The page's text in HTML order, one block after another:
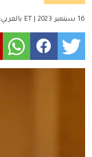
16 سبتمبر 2023 | ET بالعربي: المرجع الأول لأخبار الفن والترفيه في العالم العربي